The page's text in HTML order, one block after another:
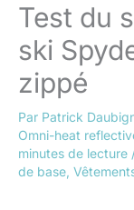
Test du
ski
zippé
Par Patrick
Omni-heat
minutes de lecture
de base